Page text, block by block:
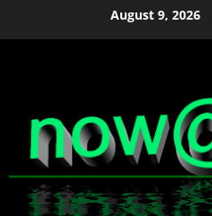
August 9, 2026